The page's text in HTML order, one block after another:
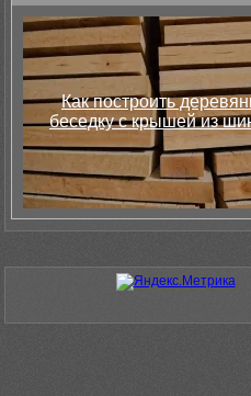
Как построить
беседку с крышей из